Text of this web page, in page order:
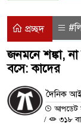
প্রচ্ছদ
জনমনে শঙ্কা,
বসে: কাদের
দৈনিক
আপডেট
/
৩১৮